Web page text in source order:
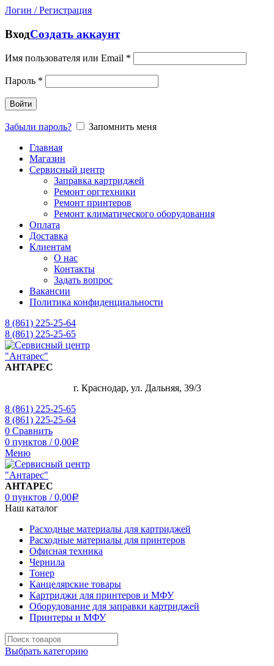
Логин / Регистрация
ВходСоздать аккаунт
Имя пользователя или Email *
Пароль *
Войти
Забыли пароль?
Запомнить меня
Главная
Магазин
Сервисный центр
Заправка картриджей
Ремонт оргтехники
Ремонт принтеров
Ремонт климатического оборудования
Оплата
Доставка
Клиентам
О нас
Контакты
Задать вопрос
Вакансии
Политика конфиденциальности
8 (861) 225-25-64
8 (861) 225-25-65
АНТАРЕС
г. Краснодар, ул. Дальняя, 39/3
8 (861) 225-25-65
8 (861) 225-25-64
0 Сравнить
0 пунктов / 0,00Р
Меню
АНТАРЕС
0 пунктов / 0,00Р
Наш каталог
Расходные материалы для картриджей
Расходные материалы для принтеров
Офисная техника
Чернила
Тонер
Канцелярские товары
Картриджи для принтеров и МФУ
Оборудование для заправки картриджей
Принтеры и МФУ
Выбрать категорию